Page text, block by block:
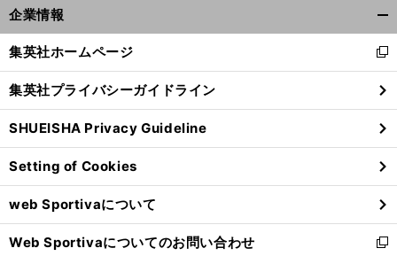
企業情報
閉
る
集英社ホームページ
新
し
い
ウ
ィ
ン
ド
ウ
で
開
く
集英社プライバシーガイドライン
SHUEISHA Privacy Guideline
Setting of Cookies
web Sportivaについて
Web Sportivaについてのお問い合わせ
新